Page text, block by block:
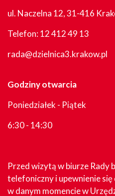
ul. Naczelna 12, 31-416
Telefon:12 412 49 13
rada@dzielnica3.krakow.pl
Godziny otwarcia
Poniedziałek - Piątek
6:30 - 14:30
Przed wizytą w biurze Rady
telefoniczny i upewnienie
w danym momencie w